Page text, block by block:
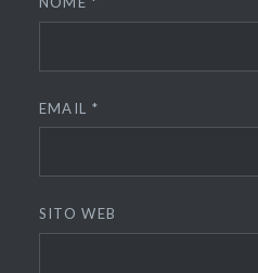
EMAIL *
SITO WEB